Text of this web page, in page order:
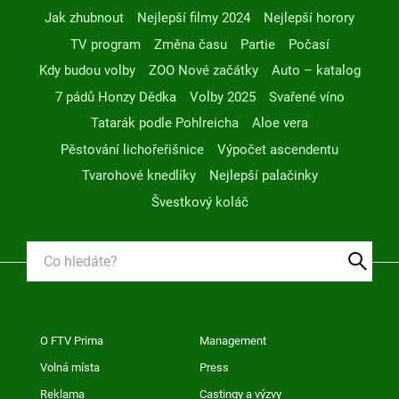
Jak zhubnout Nejlepší filmy 2024
Nejlepší horory
TV program
Změna času Partie
Počasí
Kdy budou volby
ZOO Nové začátky
Auto – katalog
7 pádů Honzy Dědka
Volby 2025
Svařené víno
Tatarák podle Pohlreicha
Aloe vera
Pěstování lichořeřišnice
Výpočet ascendentu
Tvarohové knedlíky
Nejlepší palačinky
Švestkový koláč
O FTV Prima Management
Volná místa Press
Reklama Castingy a výzvy